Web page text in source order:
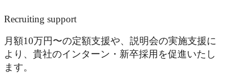
Recruiting support
月額10万円〜の定額支援や、説明会の実施支援に
より、貴社のインターン・新卒採用を促進いたし
ます。